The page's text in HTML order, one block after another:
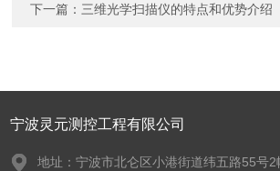
下一篇： 三维光学扫描仪的特点和优势介绍
宁波灵元测控工程有限公司
地址：宁波市北仑区小港街道纬五路55号2